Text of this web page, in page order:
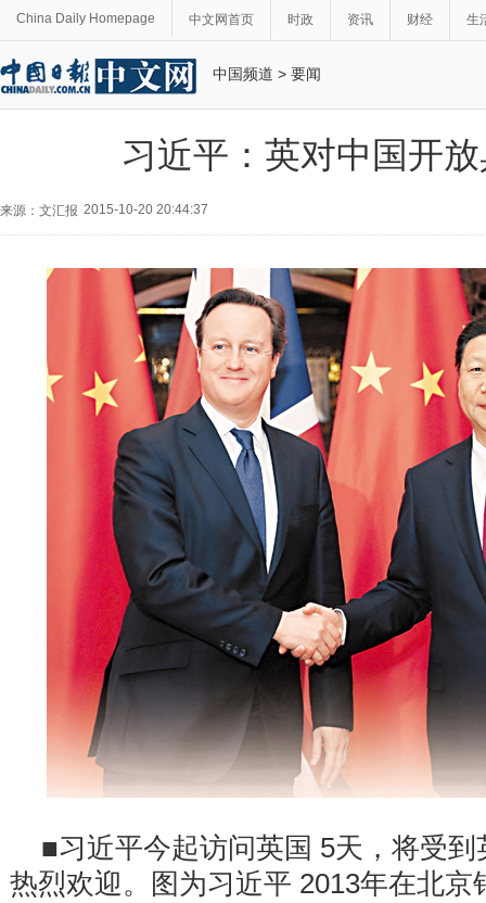
China Daily Homepage 中文网首页 时政 资讯 财经 生
中国频道 > 要闻
习近平：英对中国开
来源：文汇报 2015-10-20 20:44:37
■习近平今起访问英国 5天，将受
热烈欢迎。图为习近平 2013年在北京